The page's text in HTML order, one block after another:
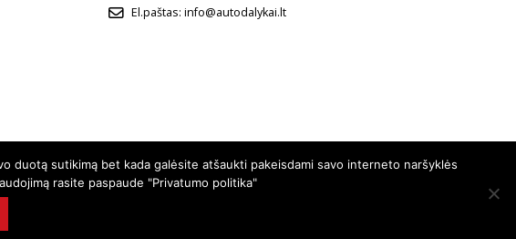
El.paštas: info@autodalykai.lt
duotą sutikimą bet kada galėsite atšaukti pakeisdami savo interneto naršyklės
rasite paspaude "Privatumo politika"